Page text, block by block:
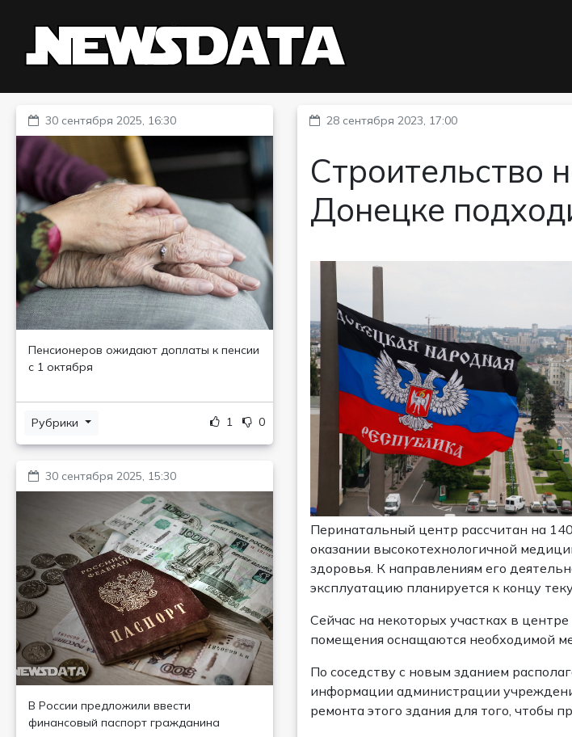
30 сентября 2025, 16:30
Пенсионеров ожидают доплаты к пенсии
с 1 октября
Рубрики 1 0
30 сентября 2025, 15:30
В России предложили ввести
финансовый паспорт гражданина
28 сентября 2023, 17:00
Строительство
Донецке
Перинатальный центр рассчитан на
оказании высокотехнологичной
здоровья. К направлениям его
эксплуатацию планируется к концу
Сейчас на некоторых участках в
помещения оснащаются необходимой
По соседству с новым зданием
информации администрации
ремонта этого здания для того, чтобы